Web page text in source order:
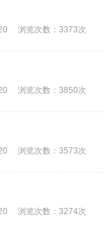
浏览次数：3373次
浏览次数：3850次
浏览次数：3573次
浏览次数：3274次